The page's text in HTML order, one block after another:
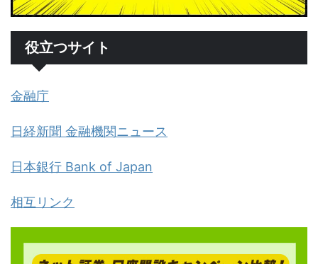
役立つサイト
金融庁
日経新聞 金融機関ニュース
日本銀行 Bank of Japan
相互リンク